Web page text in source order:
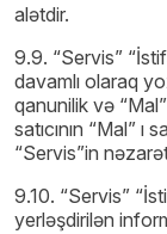
alətdir.
9.9. “Servis”
davamlı olaraq
qanunilik və
satıcının “Mal” ı
“Servis”in
9.10. “Servis”
yerləşdirilən